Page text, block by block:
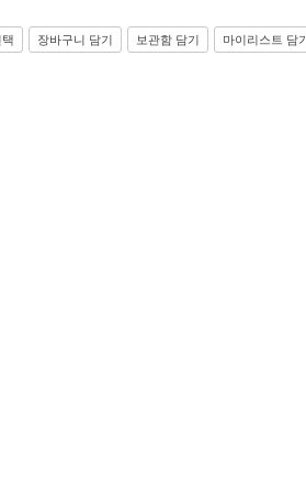
장바구니 담기 보관함 담기 마이리스트 담